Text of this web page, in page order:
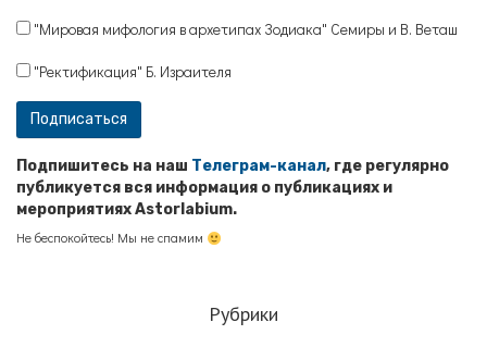
"Мировая мифология в архетипах Зодиака" Семиры и В. Веташ
"Ректификация" Б. Израителя
Подпишитесь на наш Телеграм-канал, где регулярно
публикуется вся информация о публикациях и
мероприятиях Astorlabium.
Не беспокойтесь! Мы не спамим
Рубрики